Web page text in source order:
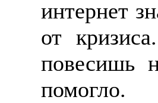
интернет
от
повесишь
помогло.